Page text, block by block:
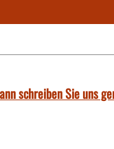
schreiben Sie uns